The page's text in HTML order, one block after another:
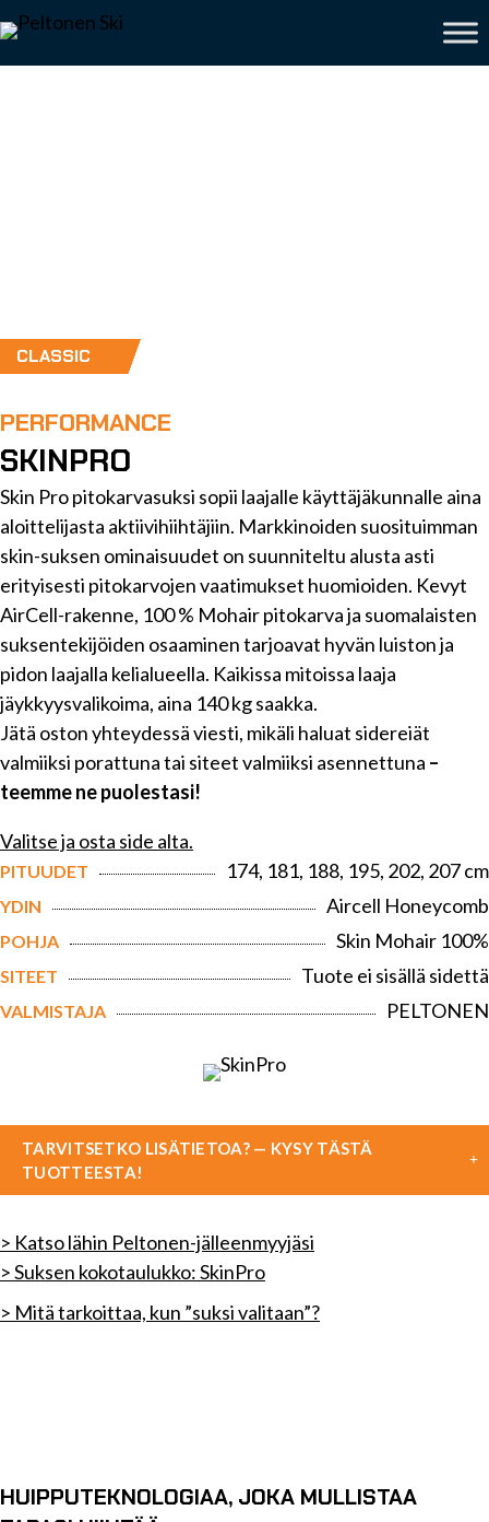
CLASSIC
PERFORMANCE
SKINPRO
Skin Pro pitokarvasuksi sopii laajalle käyttäjäkunnalle aina
aloittelijasta aktiivihiihtäjiin. Markkinoiden suosituimman
skin-suksen ominaisuudet on suunniteltu alusta asti
erityisesti pitokarvojen vaatimukset huomioiden. Kevyt
AirCell-rakenne, 100 % Mohair pitokarva ja suomalaisten
suksentekijöiden osaaminen tarjoavat hyvän luiston ja
pidon laajalla kelialueella. Kaikissa mitoissa laaja
jäykkyysvalikoima, aina 140 kg saakka.
Jätä oston yhteydessä viesti, mikäli haluat sidereiät
valmiiksi porattuna tai siteet valmiiksi asennettuna –
teemme ne puolestasi!
Valitse ja osta side alta.
PITUUDET 174, 181, 188, 195, 202, 207 cm
YDIN Aircell Honeycomb
POHJA Skin Mohair 100%
SITEET Tuote ei sisällä sidettä
VALMISTAJA PELTONEN
TARVITSETKO LISÄTIETOA? — KYSY TÄSTÄ
TUOTTEESTA!
> Katso lähin Peltonen-jälleenmyyjäsi
> Suksen kokotaulukko: SkinPro
> Mitä tarkoittaa, kun ”suksi valitaan”?
HUIPPUTEKNOLOGIAA, JOKA MULLISTAA